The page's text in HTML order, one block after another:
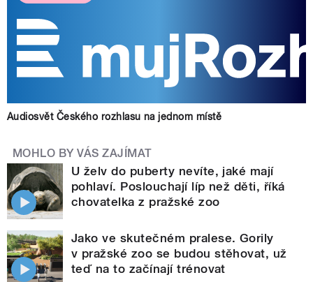
Audiosvět Českého rozhlasu na jednom místě
MOHLO BY VÁS ZAJÍMAT
U želv do puberty nevíte, jaké mají
pohlaví. Poslouchají líp než děti, říká
chovatelka z pražské zoo
Jako ve skutečném pralese. Gorily
v pražské zoo se budou stěhovat, už
teď na to začínají trénovat